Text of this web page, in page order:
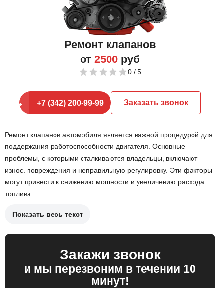
Ремонт клапанов
от 2500 руб
0
+7 (342) 200-99-99 Заказать звонок
Ремонт клапанов автомобиля является важной процедурой для
поддержания работоспособности двигателя. Основные
проблемы, с которыми сталкиваются владельцы, включают
износ, повреждения и неправильную регулировку. Эти факторы
могут привести к снижению мощности и увеличению расхода
топлива.
Процесс ремонта включает несколько ключевых этапов.
чего осуществляется:
Снятие головки блока цилиндров;
Снятие изношенных или поврежденных клапанов;
Показать весь текст
Закажи звонок
и мы перезвоним в течении 10
минут!